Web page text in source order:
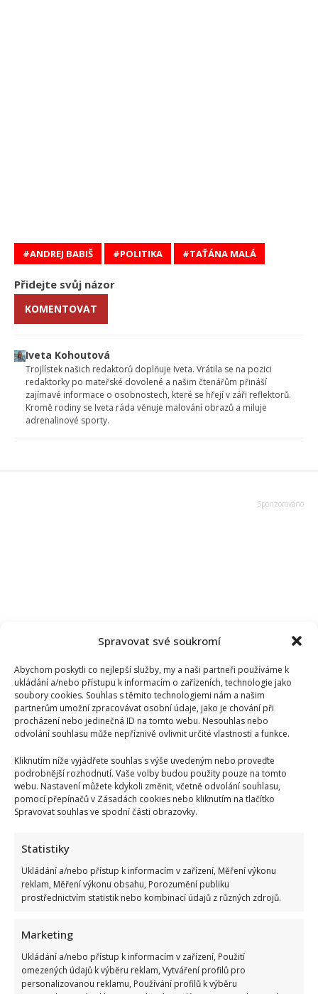
Spravovat své soukromí
Abychom poskytli co nejlepší služby, my a naši partneři používáme k
ukládání a/nebo přístupu k informacím o zařízeních, technologie jako
soubory cookies. Souhlas s těmito technologiemi nám a našim
partnerům umožní zpracovávat osobní údaje, jako je chování při
procházení nebo jedinečná ID na tomto webu. Nesouhlas nebo
odvolání souhlasu může nepříznivě ovlivnit určité vlastnosti a funkce.
Kliknutím níže vyjádřete souhlas s výše uvedeným nebo proveďte
podrobnější rozhodnutí. Vaše volby budou použity pouze na tomto
webu. Nastavení můžete kdykoli změnit, včetně odvolání souhlasu,
pomocí přepínačů v Zásadách cookies nebo kliknutím na tlačítko
Spravovat souhlas ve spodní části obrazovky.
Statistiky
Ukládání a/nebo přístup k informacím v zařízení, Měření výkonu
reklam, Měření výkonu obsahu, Porozumění publiku
prostřednictvím statistik nebo kombinací údajů z různých zdrojů.
Marketing
Ukládání a/nebo přístup k informacím v zařízení, Použití
omezených údajů k výběru reklam, Vytváření profilů pro
personalizovanou reklamu, Používání profilů k výběru
ANDREJ BABIŠ POLITIKA TAŤÁNA MALÁ
Přidejte svůj názor
KOMENTOVAT
Iveta Kohoutová
Trojlístek našich redaktorů doplňuje Iveta. Vrátila se na pozici
redaktorky po mateřské dovolené a našim čtenářům přináší
zajímavé informace o osobnostech, které se hřejí v záři reflektorů.
Kromě rodiny se Iveta ráda věnuje malování obrazů a miluje
adrenalinové sporty.